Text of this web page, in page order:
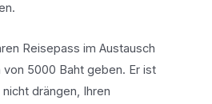
Reisepass im Austausch
5000 Baht geben. Er ist
drängen, Ihren